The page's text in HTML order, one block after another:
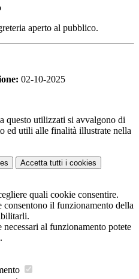
aperto al pubblico.
02-10-2025
questo utilizzati si avvalgono di
ed utili alle finalità illustrate nella
Accetta tutti i cookies
quali cookie consentire.
consentono il funzionamento della
al funzionamento potete
.